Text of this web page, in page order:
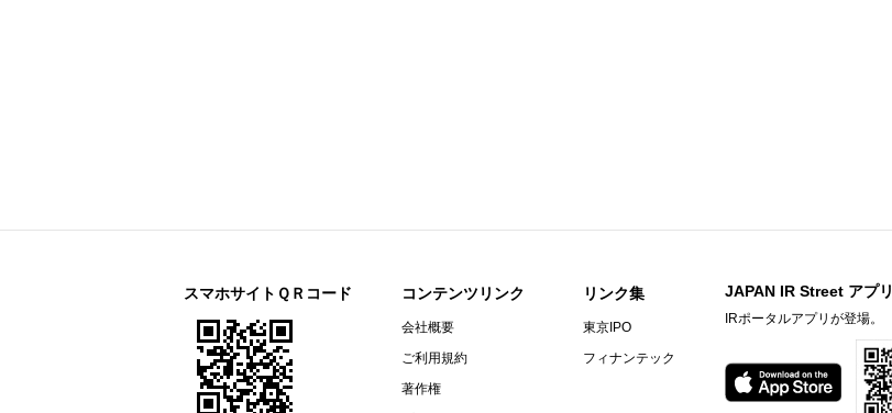
2026年12月期第２四半期（中間期）決算短信〔日本基準〕（連結）
（開示事項の経過）株式会社マックビーヒル就労支援機構の株式取得に関するお知らせ
リガク・ホールディングス(268A)
2026年12月期第２四半期（中間期）決算短信〔ＩＦＲＳ〕(連結)
エプコ(2311)
2026年12月期第2四半期決算説明資料
スマホサイトＱＲコード コンテンツリンク
会社概要
ご利用規約
著作権
リンク集
東京IPO
フィナンテック
JAPAN IR Street アプリ
IRポータルアプリが登場。